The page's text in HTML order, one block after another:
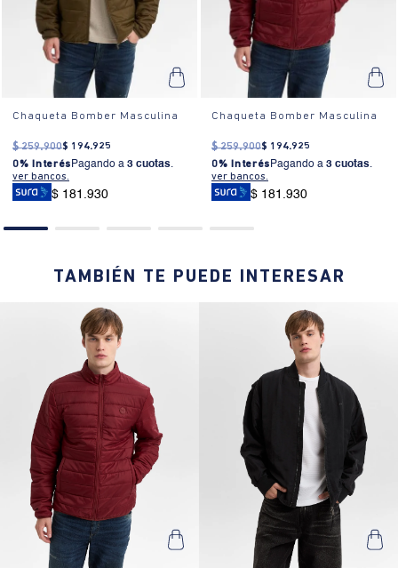
0% Interés
Pagando a 3 cuotas
ver bancos.
0% Interés
Pagando a 3 cuotas
ver bancos.
$ 181.930
PRODUCTOS SIMILARES
Chaqueta Bomber Masculina
259.900$ 194
0% Interés
Pagando a 3 cuotas
ver bancos.
$ 181.930
Chaqueta Bomber Masculina
.900
925
0% Interés
Pagando a3 cuotas
ver bancos.
$ 181.930